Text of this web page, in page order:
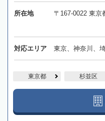
所在地 〒167-0022 東京
対応エリア 東京、神奈川、
東京都 杉並区